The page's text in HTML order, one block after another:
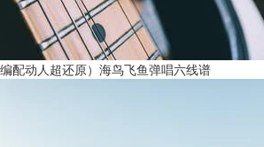
配动人超还原）海鸟飞鱼弹唱六线谱